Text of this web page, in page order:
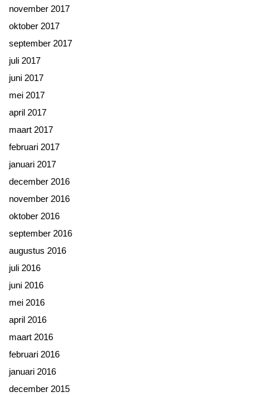
november 2017
oktober 2017
september 2017
juli 2017
juni 2017
mei 2017
april 2017
maart 2017
februari 2017
januari 2017
december 2016
november 2016
oktober 2016
september 2016
augustus 2016
juli 2016
juni 2016
mei 2016
april 2016
maart 2016
februari 2016
januari 2016
december 2015